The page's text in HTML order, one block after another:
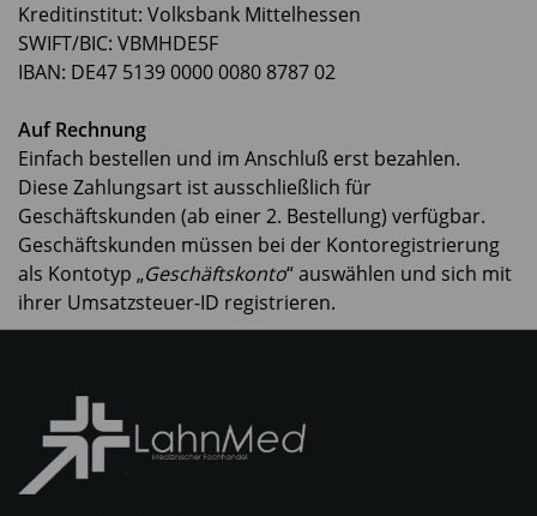
Kreditinstitut: Volksbank Mittelhessen
SWIFT/BIC: VBMHDE5F
IBAN: DE47 5139 0000 0080 8787 02
Auf Rechnung
Einfach bestellen und im Anschluß erst bezahlen.
Diese Zahlungsart ist ausschließlich für
Geschäftskunden (ab einer 2. Bestellung) verfügbar.
Geschäftskunden müssen bei der Kontoregistrierung
als Kontotyp „Geschäftskonto“ auswählen und sich mit
ihrer Umsatzsteuer-ID registrieren.